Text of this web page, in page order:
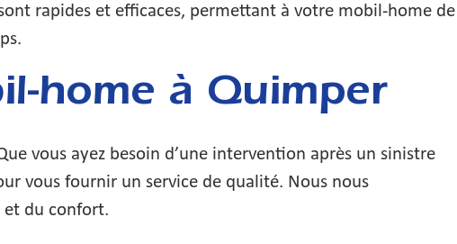
rapides et efficaces, permettant à votre mobil-home de
home à Quimper
vous ayez besoin d’une intervention après un sinistre
vous fournir un service de qualité. Nous nous
et du confort.